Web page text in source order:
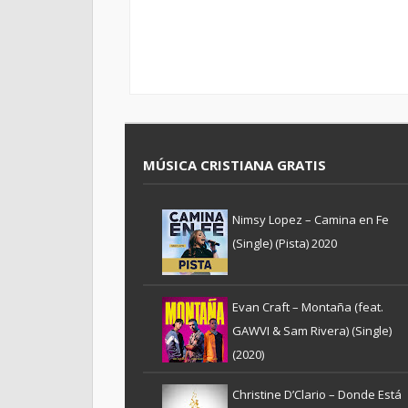
MÚSICA CRISTIANA GRATIS
Nimsy Lopez – Camina en Fe
(Single) (Pista) 2020
Evan Craft – Montaña (feat.
GAWVI & Sam Rivera) (Single)
(2020)
Christine D’Clario – Donde Está